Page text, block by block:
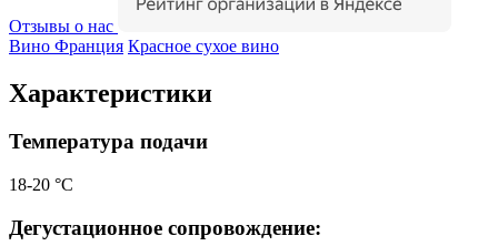
Отзывы о нас
Вино Франция Красное сухое вино
Характеристики
Температура подачи
18-20 °С
Дегустационное сопровождение: